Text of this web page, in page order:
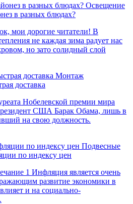
Освещение
в разных блюдах?
мои дорогие читатели! В
не каждая зима радует нас
но зато солидный слой
Монтаж
доставка
Нобелевской премии мира
США Барак Обама, лишь в
на свою должность.
Подвесные
по индексу цен
1 Инфляция является очень
развитие экономики в
и на социально-